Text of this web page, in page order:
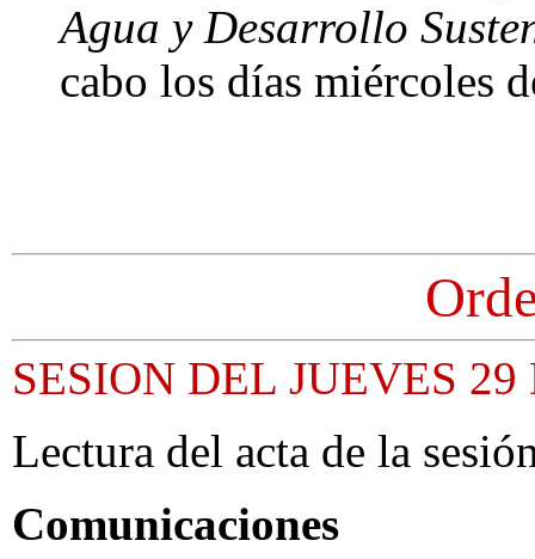
Agua y Desarrollo
cabo los días miércoles
SESION DEL JUEVES
Lectura del acta de la
Comunicaciones